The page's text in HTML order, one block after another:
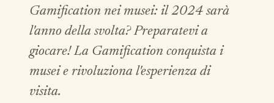
Gamification nei musei: il 2024 sarà
l'anno della svolta? Preparatevi a
giocare! La Gamification conquista i
musei e rivoluziona l'esperienza di
visita.